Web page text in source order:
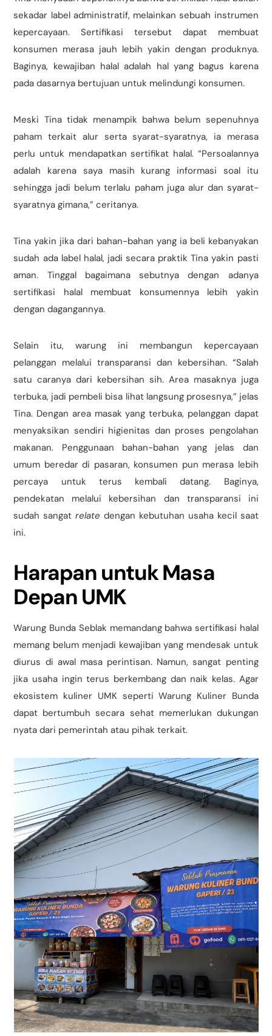
sekadar label administratif, melainkan sebuah instrumen
kepercayaan. Sertifikasi tersebut dapat membuat
konsumen merasa jauh lebih yakin dengan produknya.
Baginya, kewajiban halal adalah hal yang bagus karena
pada dasarnya bertujuan untuk melindungi konsumen.
Meski Tina tidak menampik bahwa belum sepenuhnya
paham terkait alur serta syarat-syaratnya, ia merasa
perlu untuk mendapatkan sertifikat halal. “Persoalannya
adalah karena saya masih kurang informasi soal itu
sehingga jadi belum terlalu paham juga alur dan syarat-
syaratnya gimana,” ceritanya.
Tina yakin jika dari bahan-bahan yang ia beli kebanyakan
sudah ada label halal, jadi secara praktik Tina yakin pasti
aman. Tinggal bagaimana sebutnya dengan adanya
sertifikasi halal membuat konsumennya lebih yakin
dengan dagangannya.
Selain itu, warung ini membangun kepercayaan
pelanggan melalui transparansi dan kebersihan. “Salah
satu caranya dari kebersihan sih. Area masaknya juga
terbuka, jadi pembeli bisa lihat langsung prosesnya,” jelas
Tina. Dengan area masak yang terbuka, pelanggan dapat
menyaksikan sendiri higienitas dan proses pengolahan
makanan. Penggunaan bahan-bahan yang jelas dan
umum beredar di pasaran, konsumen pun merasa lebih
percaya untuk terus kembali datang. Baginya,
pendekatan melalui kebersihan dan transparansi ini
sudah sangatrelate dengan kebutuhan usaha kecil saat
ini.
Harapan untuk Masa
Depan UMK
Warung Bunda Seblak memandang bahwa sertifikasi halal
memang belum menjadi kewajiban yang mendesak untuk
diurus di awal masa perintisan. Namun, sangat penting
jika usaha ingin terus berkembang dan naik kelas. Agar
ekosistem kuliner UMK seperti Warung Kuliner Bunda
dapat bertumbuh secara sehat memerlukan dukungan
nyata dari pemerintah atau pihak terkait.